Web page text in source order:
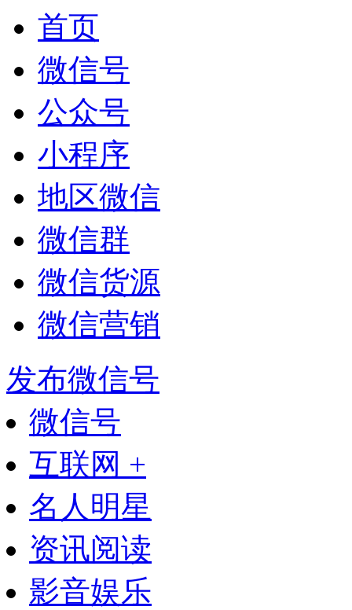
首页
微信号
公众号
小程序
地区微信
微信群
微信货源
微信营销
发布微信号
微信号
互联网 +
名人明星
资讯阅读
影音娱乐